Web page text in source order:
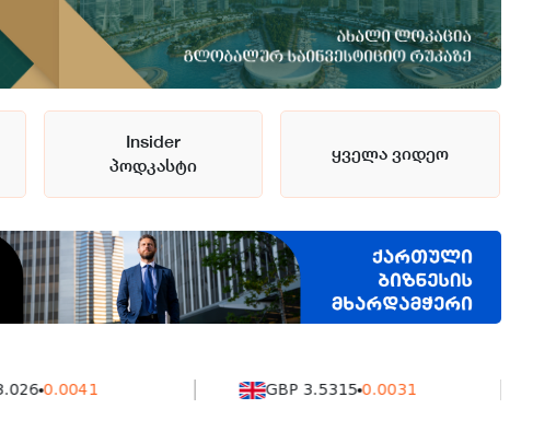
Insider
პოდკასტი
ყველა ვიდეო
GBP 3.5315 0.0031